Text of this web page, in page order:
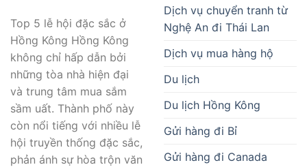
Top 5 lễ hội đặc sắc ở
Hồng Kông Hồng Kông
không chỉ hấp dẫn bởi
những tòa nhà hiện đại
và trung tâm mua sắm
sầm uất. Thành phố này
còn nổi tiếng với nhiều lễ
hội truyền thống đặc sắc,
phản ánh sự hòa trộn văn
Dịch vụ chuyển tranh từ
Nghệ An đi Thái Lan
Dịch vụ mua hàng hộ
Du lịch
Du lịch Hồng Kông
Gửi hàng đi Bỉ
Gửi hàng đi Canada